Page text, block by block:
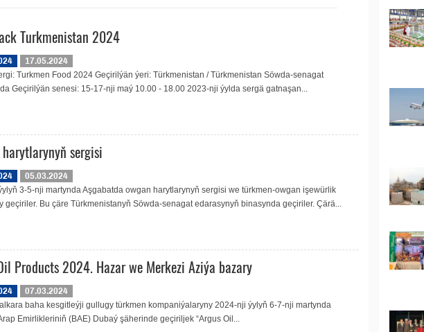
Turkmenistan 2024
17.05.2024
Turkmen Food 2024 Geçirilýän ýeri: Türkmenistan / Türkmenistan Söwda-senagat
Geçirilýän senesi: 15-17-nji maý 10.00 - 18.00 2023-nji ýylda sergä gatnaşan...
sergisi
05.03.2024
3-5-nji martynda Aşgabatda owgan harytlarynyň sergisi we türkmen-owgan işewürlik
geçiriler. Bu çäre Türkmenistanyň Söwda-senagat edarasynyň binasynda geçiriler. Çärä...
Products 2024. Hazar we Merkezi Aziýa bazary
07.03.2024
baha kesgitleýji gullugy türkmen kompaniýalaryny 2024-nji ýylyň 6-7-nji martynda
Emirlikleriniň (BAE) Dubaý şäherinde geçiriljek “Argus Oil...